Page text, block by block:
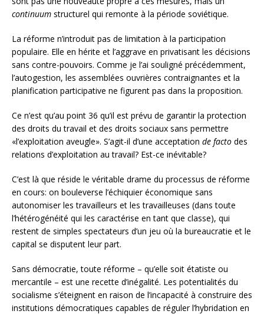
continuum structurel qui remonte à la période soviétique.
La réforme n’introduit pas de limitation à la participation
populaire. Elle en hérite et l’aggrave en privatisant les décisions
sans contre-pouvoirs. Comme je l’ai souligné précédemment,
l’autogestion, les assemblées ouvrières contraignantes et la
planification participative ne figurent pas dans la proposition.
Ce n’est qu’au point 36 qu’il est prévu de garantir la protection
des droits du travail et des droits sociaux sans permettre
«l’exploitation aveugle». S’agit-il d’une acceptation de facto des
relations d’exploitation au travail? Est-ce inévitable?
C’est là que réside le véritable drame du processus de réforme
en cours: on bouleverse l’échiquier économique sans
autonomiser les travailleurs et les travailleuses (dans toute
l’hétérogénéité qui les caractérise en tant que classe), qui
restent de simples spectateurs d’un jeu où la bureaucratie et le
capital se disputent leur part.
Sans démocratie, toute réforme – qu’elle soit étatiste ou
mercantile – est une recette d’inégalité. Les potentialités du
socialisme s’éteignent en raison de l’incapacité à construire des
institutions démocratiques capables de réguler l’hybridation en